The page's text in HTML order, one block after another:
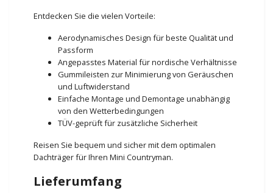
Entdecken Sie die vielen Vorteile:
Aerodynamisches Design für beste Qualität und
Passform
Angepasstes Material für nordische Verhältnisse
Gummileisten zur Minimierung von Geräuschen
und Luftwiderstand
Einfache Montage und Demontage unabhängig
von den Wetterbedingungen
TÜV-geprüft für zusätzliche Sicherheit
Reisen Sie bequem und sicher mit dem optimalen
Dachträger für Ihren Mini Countryman.
Lieferumfang